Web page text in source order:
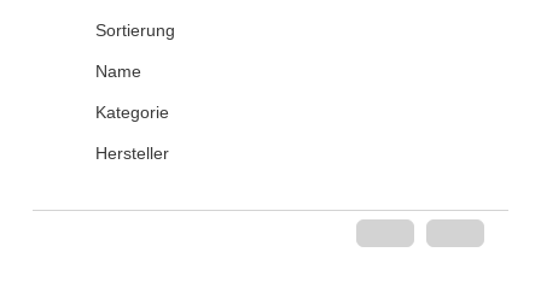
Sortierung
Name
Kategorie
Hersteller